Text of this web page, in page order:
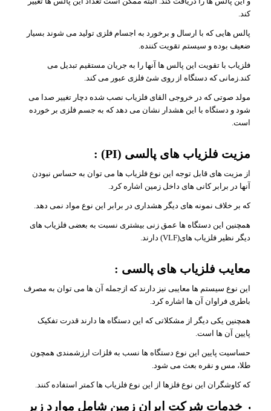
کند.
پالس هایی که با ارسال و برخورد به اجسام فلزی تولید می شوند بسیار
ضعیف بوده و سیستم تقویت کننده.
فلزیاب با تقویت این پالس ها آنها را به جریان مستقیم تبدیل می
کند.زمانی که دستگاه از روی شئ فلزی عبور می کند.
مولد صوتی که در خروجی القای فلزیاب نصب شده دچار تغییر صدا می
شود و دستگاه با این هشدار نشان می دهد که به جسم فلزی بر خورده
است.
مزیت فلزیاب های پالسی (PI) :
از مزیت های قابل توجه این نوع فلزیاب ها می توان به حساس نبودن
آنها در برابر کانی های داخل زمین اشاره کرد.
که بر خلاف نمونه های دیگر هشداری در برابر این نوع مواد نمی دهد.
همچنین این دستگاه ها عمق زنی بیشتری نسبت به بعضی فلزیاب های
دیگر نظیر فلزیاب های(VLF) دارند.
معایب فلزیاب های پالسی :
این نوع سیستم ها معایبی نیز دارند که ازجمله آن ها می توان به مصرف
باطری فراوان آن ها اشاره کرد.
همچنین یکی دیگر از مشکلاتی که این دستگاه ها دارند قدرت تفکیک
پایین آن ها است.
حساسیت پایین این نوع دستگاه ها نسب به فلزات ارزشمندی همچون
طلا، مس و نقره بعث می شود.
که کاوشگران این نوع فلزها از این نوع فلزیاب ها کمتر استفاده کنند.
خدمات شرکت ایران زمین شامل موارد زیر